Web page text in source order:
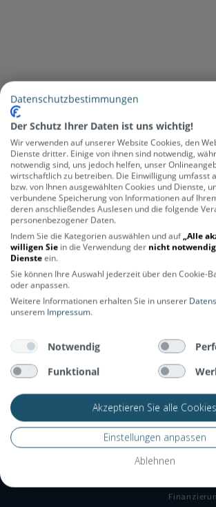
Newsletter abonnieren
20€ Gutschein sichern*
Bleib auf dem Laufenden – Bike
Angebote und vieles mehr wartet
ÜBER UNS
Kontakt
Stores
SERVICE
Datenschutzbestimmungen
Der Schutz Ihrer Daten ist uns wichtig!
Wir verwenden auf unserer Website Cookies, den
Dienste dritter. Einige von ihnen sind notwendig,
notwendig sind, uns jedoch helfen, unser
wirtschaftlich zu betreiben. Die Einwilligung umfasst
bzw. von Ihnen ausgewählten Cookies und Dienste,
verbundene Speicherung von Informationen auf
deren anschließendes Auslesen und die folgende
personenbezogener Daten.
Indem Sie die Kategorien auswählen und auf„Alle
willigen Sie in die Verwendung der nicht
Diensteein.
Sie können Ihre Auswahl jederzeit über den Cookie-
oder anpassen.
Weitere Informationen erhalten Sie in unserer
unserem Impressum.
Notwendig
Funktional
Akzeptieren Sie alle Cookies
Einstellungen anpassen
Ablehnen